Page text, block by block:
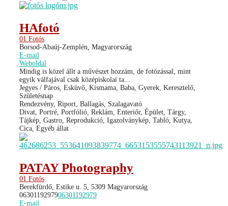
HAfotó
01 Fotós
Borsod-Abaúj-Zemplén, Magyarország
E-mail
Weboldal
Mindig is közel állt a művészet hozzám, de fotózással, mint
egyik válfajával csak középiskolai ta...
Jegyes / Páros, Esküvő, Kismama, Baba, Gyerek, Keresztelő,
Születésnap
Rendezvény, Riport, Ballagás, Szalagavató
Divat, Portré, Portfólió, Reklám, Enteriőr, Épület, Tárgy,
Tájkép, Gastro, Reprodukció, Igazolványkép, Tabló, Kutya,
Cica, Egyéb állat
PATAY Photography
01 Fotós
Berekfürdő, Estike u. 5, 5309 Magyarország
0630119297906301192979
E-mail